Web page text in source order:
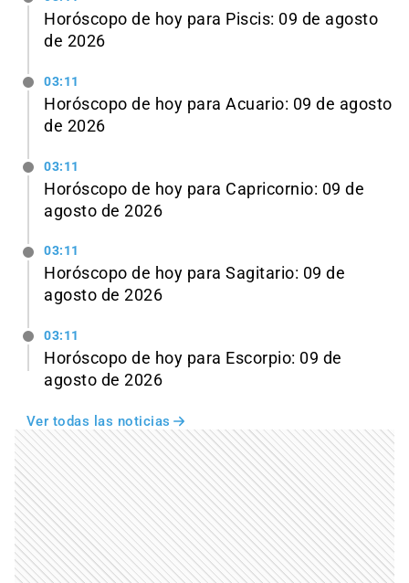
Horóscopo de hoy para Piscis: 09 de agosto
de 2026
03:11
Horóscopo de hoy para Acuario: 09 de agosto
de 2026
03:11
Horóscopo de hoy para Capricornio: 09 de
agosto de 2026
03:11
Horóscopo de hoy para Sagitario: 09 de
agosto de 2026
03:11
Horóscopo de hoy para Escorpio: 09 de
agosto de 2026
Ver todas las noticias